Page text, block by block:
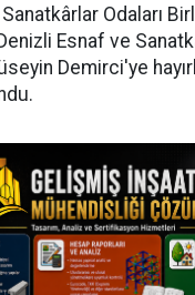
Odaları
Esnaf ve
Demirci'ye